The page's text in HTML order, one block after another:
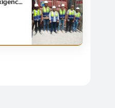
“L'Unité d'Inspection des produits” (17020) à la (GOEIC)exécute l'opération d'inspection préliminaire Pré-expédition conformément aux exigences contractuelles pour le deuxième consigne de marbre exporté de la République arabe d'Égypte vers le Brésil .